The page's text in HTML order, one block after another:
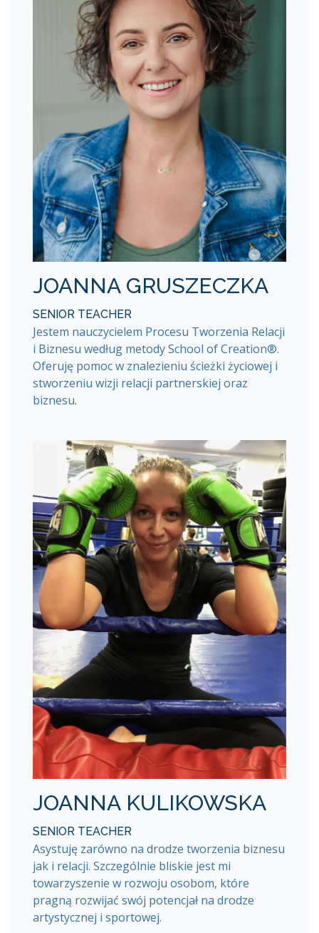
JOANNA GRUSZECZKA
SENIOR TEACHER
Jestem nauczycielem Procesu Tworzenia Relacji
i Biznesu według metody School of Creation®.
Oferuję pomoc w znalezieniu ścieżki życiowej i
stworzeniu wizji relacji partnerskiej oraz
biznesu.
JOANNA KULIKOWSKA
SENIOR TEACHER
Asystuję zarówno na drodze tworzenia biznesu
jak i relacji. Szczególnie bliskie jest mi
towarzyszenie w rozwoju osobom, które
pragną rozwijać swój potencjał na drodze
artystycznej i sportowej.